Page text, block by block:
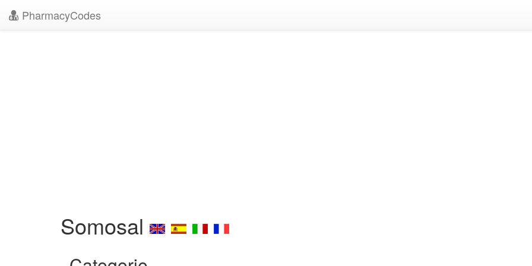
PharmacyCodes
Somosal